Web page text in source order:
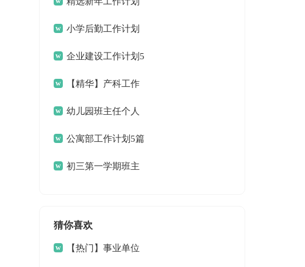
范文锦集八篇
小学后勤工作计划
企业建设工作计划5
篇 【精华】产科工作
计划3篇
幼儿园班主任个人
工作计划
公寓部工作计划5篇
初三第一学期班主
猜你喜欢
【热门】事业单位